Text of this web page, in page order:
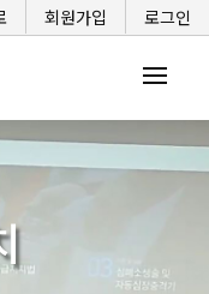
로그인
회원가입